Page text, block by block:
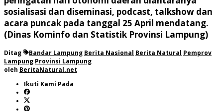
sosialisasi dan diseminasi, podcast, talkshow dan
acara puncak pada tanggal 25 April mendatang.
(Dinas Kominfo dan Statistik Provinsi Lampung)
Ditag Bandar Lampung Berita Nasional Berita Natural Pemprov
Lampung Provinsi Lampung
oleh BeritaNatural.net
Ikuti Kami Pada